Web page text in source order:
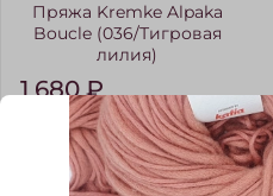
Пряжа Kremke Alpaka
Boucle (036/Тигровая
лилия)
1 680 ₽